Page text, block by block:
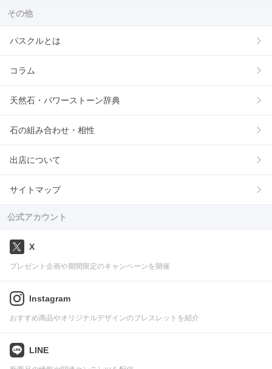
その他
パスクルとは
コラム
天然石・パワーストーン辞典
石の組み合わせ・相性
出店について
サイトマップ
公式アカウント
X
プレゼント企画や期間限定のキャンペーンを開催
Instagram
おすすめ商品やオリジナルデザインのブレスレットを紹介
LINE